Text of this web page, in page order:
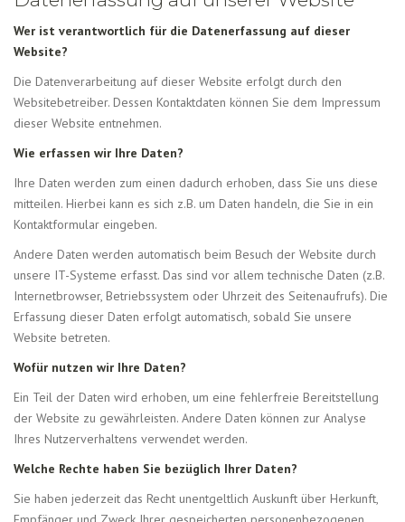
Wer ist verantwortlich für die Datenerfassung auf dieser
Website?
Die Datenverarbeitung auf dieser Website erfolgt durch den
Websitebetreiber. Dessen Kontaktdaten können Sie dem Impressum
dieser Website entnehmen.
Wie erfassen wir Ihre Daten?
Ihre Daten werden zum einen dadurch erhoben, dass Sie uns diese
mitteilen. Hierbei kann es sich z.B. um Daten handeln, die Sie in ein
Kontaktformular eingeben.
Andere Daten werden automatisch beim Besuch der Website durch
unsere IT-Systeme erfasst. Das sind vor allem technische Daten (z.B.
Internetbrowser, Betriebssystem oder Uhrzeit des Seitenaufrufs). Die
Erfassung dieser Daten erfolgt automatisch, sobald Sie unsere
Website betreten.
Wofür nutzen wir Ihre Daten?
Ein Teil der Daten wird erhoben, um eine fehlerfreie Bereitstellung
der Website zu gewährleisten. Andere Daten können zur Analyse
Ihres Nutzerverhaltens verwendet werden.
Welche Rechte haben Sie bezüglich Ihrer Daten?
Sie haben jederzeit das Recht unentgeltlich Auskunft über Herkunft,